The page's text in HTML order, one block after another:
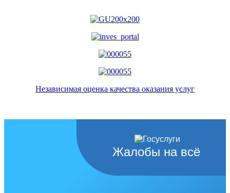
Независимая оценка качества оказания услуг
Жалобы на всё